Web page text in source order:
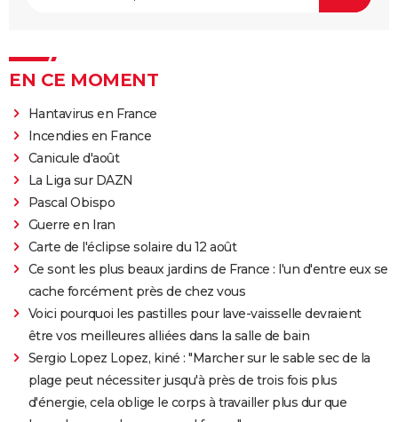
EN CE MOMENT
Hantavirus en France
Incendies en France
Canicule d'août
La Liga sur DAZN
Pascal Obispo
Guerre en Iran
Carte de l'éclipse solaire du 12 août
Ce sont les plus beaux jardins de France : l'un d'entre eux se
cache forcément près de chez vous
Voici pourquoi les pastilles pour lave-vaisselle devraient
être vos meilleures alliées dans la salle de bain
Sergio Lopez Lopez, kiné : "Marcher sur le sable sec de la
plage peut nécessiter jusqu'à près de trois fois plus
d'énergie, cela oblige le corps à travailler plus dur que